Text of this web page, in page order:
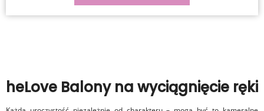
heLove Balony na wyciągnięcie ręki